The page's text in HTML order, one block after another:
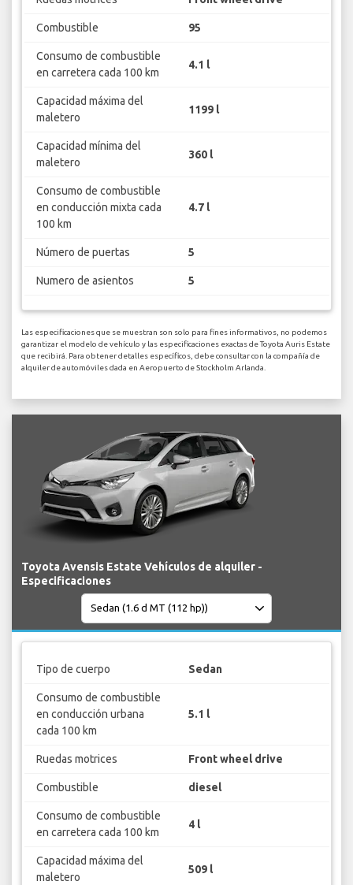
Combustible 95
Consumo de combustible
en carretera cada 100 km
4.1 l
Capacidad máxima del
maletero
1199 l
Capacidad mínima del
maletero
360 l
Consumo de combustible
en conducción mixta cada
100 km
4.7 l
Número de puertas 5
Numero de asientos 5
Las especificaciones que se muestran son solo para fines informativos, no podemos
garantizar el modelo de vehículo y las especificaciones exactas de Toyota Auris Estate
que recibirá. Para obtener detalles específicos, debe consultar con la compañía de
alquiler de automóviles dada en Aeropuerto de Stockholm Arlanda.
Toyota Avensis Estate Vehículos de alquiler -
Especificaciones
Tipo de cuerpo Sedan
Consumo de combustible
en conducción urbana
cada 100 km
5.1 l
Ruedas motrices Front wheel drive
Combustible diesel
Consumo de combustible
en carretera cada 100 km
4 l
Capacidad máxima del
maletero
509 l